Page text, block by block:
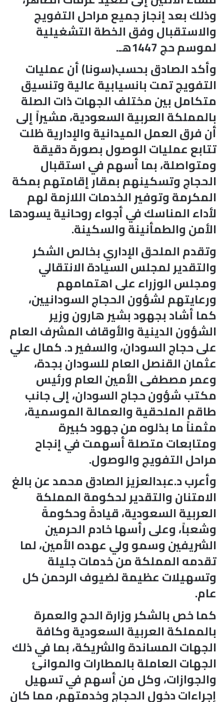
وذلك بعد إنجاز جميع مراحل التفويج
والاستقبال وفق الخطة التشغيلية
لموسم حج 1447هـ.
وأكد الصادق بحسب(سونا) أن عمليات
التفويج تمت بانسيابية عالية وتنسيق
متكامل بين مختلف الجهات ذات الصلة
بالمملكة العربية السعودية، مشيراً إلى
أن فرق العمل الميدانية والإدارية ظلت
تتابع عمليات الوصول بصورة دقيقة
ومتواصلة، بما أسهم في استقبال
الحجاج وتسكينهم بمقار إقامتهم بمكة
المكرمة وتوفير الخدمات اللازمة لهم
لأداء المناسك في أجواء روحانية يسودها
الأمن والطمأنينة والسكينة.
وتقدم الملحق الإداري بخالص الشكر
والتقدير لمجلس السيادة الانتقالي
ومجلس الوزراء على اهتمامهم
ورعايتهم لشؤون الحجاج السودانيين،
كما أشاد بجهود بشير هارون وزير
الشؤون الدينية والأوقاف المشرف العام
على حجاج السودان، والسفير د. كمال علي
عثمان القنصل العام للسودان بجدة،
وعمر مصطفى الأمين العام ورئيس
مكتب شؤون حجاج السودان، إلى جانب
طاقم الملحقية والعمالة الموسمية،
مثمناً ما بذلوه من جهود كبيرة
ومتابعات متصلة أسهمت في إنجاح
مراحل التفويج والوصول.
وأعرب د.عبدالعزيز الصادق محمد عن بالغ
الامتنان والتقدير لحكومة المملكة
العربية السعودية، قيادةً وحكومةً
وشعباً، وعلى رأسها خادم الحرمين
الشريفين وسمو ولي عهده الأمين، لما
تقدمه المملكة من خدمات جليلة
وتسهيلات عظيمة لضيوف الرحمن كل
عام.
كما خص بالشكر وزارة الحج والعمرة
بالمملكة العربية السعودية وكافة
الجهات المساندة والشريكة، بما في ذلك
الجهات العاملة بالمطارات والموانئ
والجوازات، وكل من أسهم في تسهيل
إجراءات دخول الحجاج وخدمتهم، مما كان